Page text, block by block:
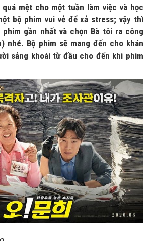
mệt cho một tuần làm việc và học
bộ phim vui vẻ để xả stress; vậy thì
gần nhất và chọn Bà tôi ra công
nhé. Bộ phim sẽ mang đến cho khán
sảng khoái từ đầu cho đến khi phim